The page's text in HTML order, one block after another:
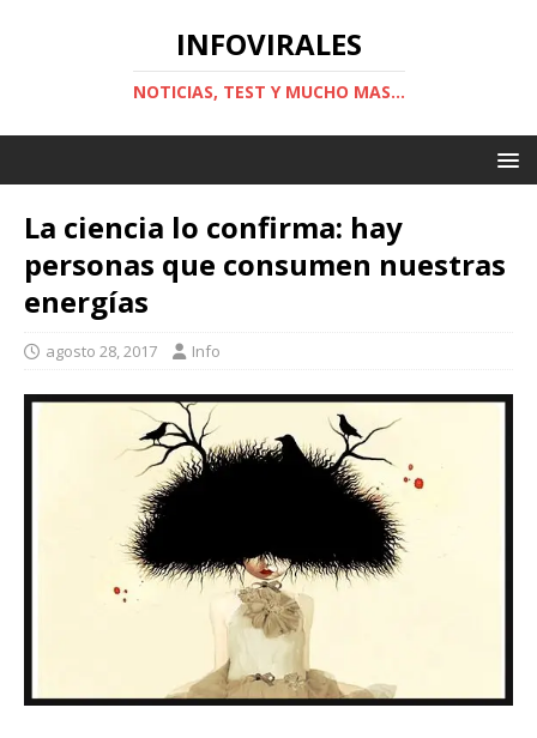
INFOVIRALES
NOTICIAS, TEST Y MUCHO MAS...
La ciencia lo confirma: hay
personas que consumen nuestras
energías
agosto 28, 2017 Info